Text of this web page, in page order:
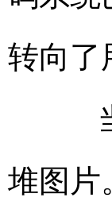
转向了
当
堆图片